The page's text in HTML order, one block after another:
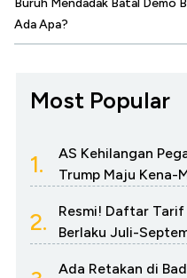
Buruh Mendadak Batal Demo
Ada Apa?
Most Popular
1.
AS Kehilangan
Trump Maju Kena-
2.
Resmi! Daftar Tarif
Berlaku Juli-
Ada Retakan di